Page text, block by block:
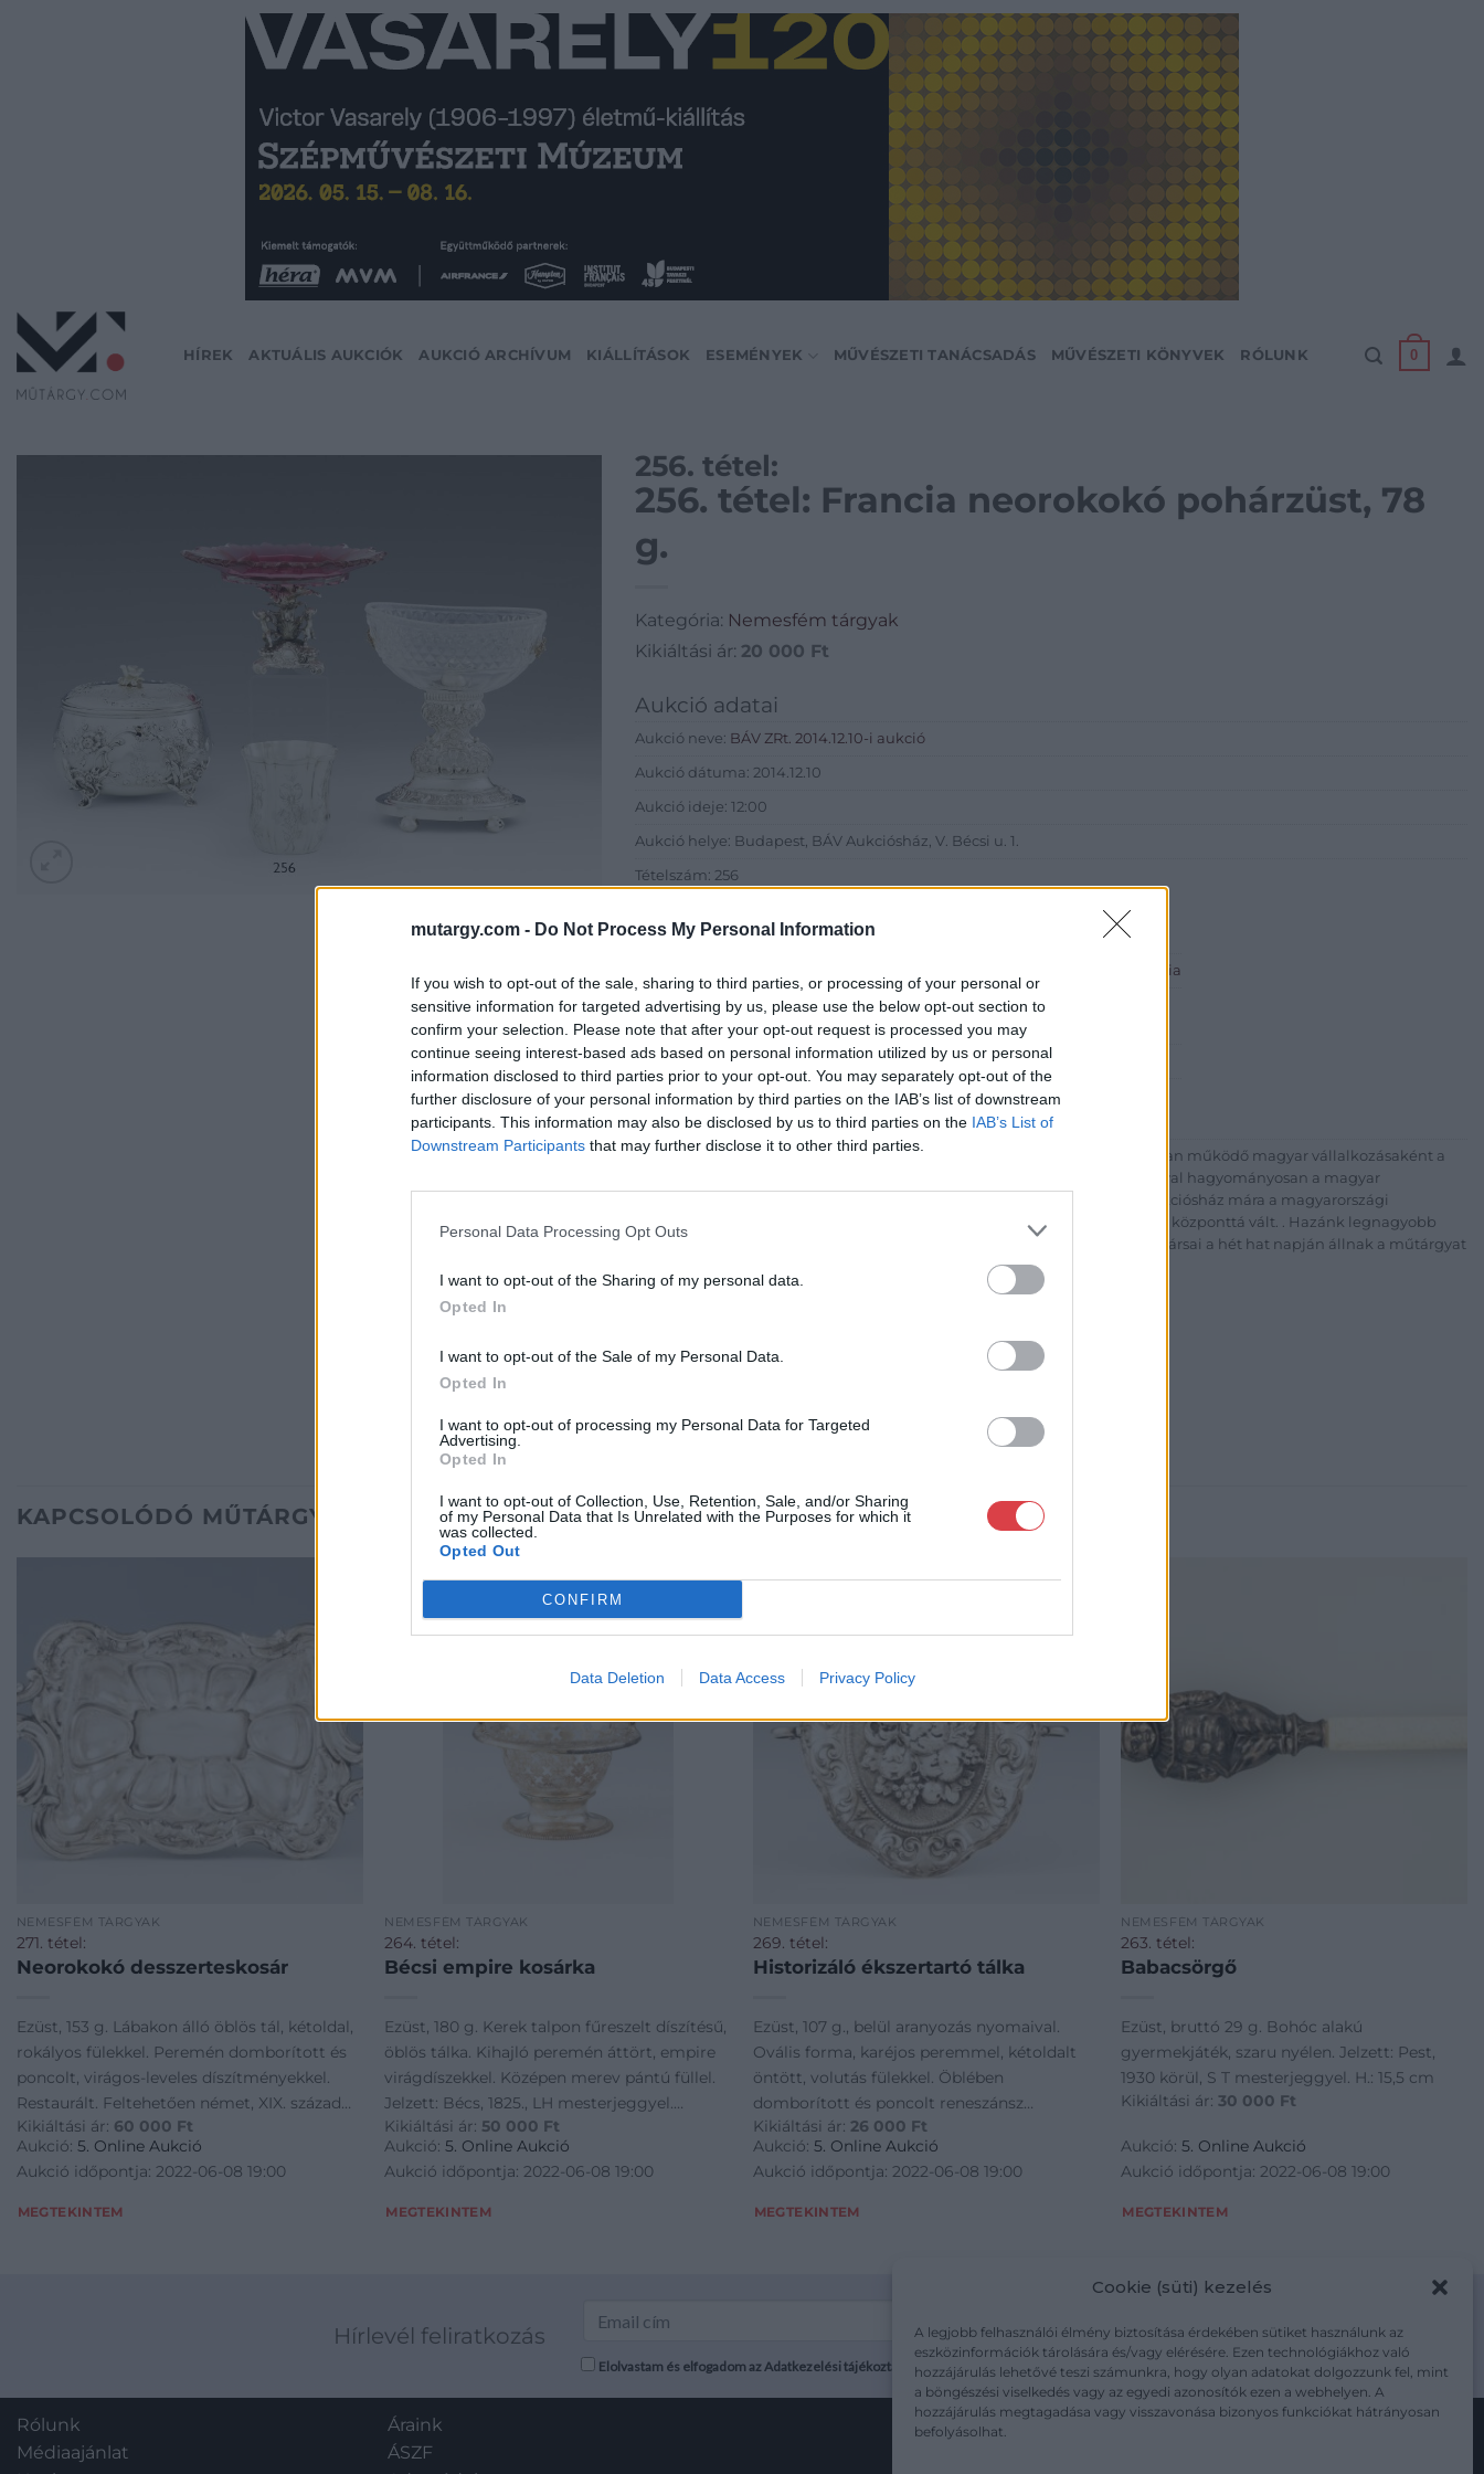
mutargy.com - Do Not Process My Personal Information
If you wish to opt-out of the sale, sharing to third parties, or processing of your personal or
sensitive information for targeted advertising by us, please use the below opt-out section to
confirm your selection. Please note that after your opt-out request is processed you may
continue seeing interest-based ads based on personal information utilized by us or personal
information disclosed to third parties prior to your opt-out. You may separately opt-out of the
further disclosure of your personal information by third parties on the IAB’s list of downstream
participants. This information may also be disclosed by us to third parties on the IAB’s List of
Downstream Participants that may further disclose it to other third parties.
Personal Data Processing Opt Outs
I want to opt-out of the Sharing of my personal data.
Opted In
I want to opt-out of the Sale of my Personal Data.
Opted In
I want to opt-out of processing my Personal Data for Targeted
Advertising.
Opted In
I want to opt-out of Collection, Use, Retention, Sale, and/or Sharing
of my Personal Data that Is Unrelated with the Purposes for which it
was collected.
Opted Out
CONFIRM
Data Deletion Data Access Privacy Policy
Cookie (süti) kezelés
A legjobb felhasználói élmény biztosítása érdekében sütiket használunk az
eszközinformációk tárolására és/vagy elérésére. Ezen technológiákhoz való
hozzájárulás lehetővé teszi számunkra, hogy olyan adatokat dolgozzunk fel, mint
a böngészési viselkedés vagy az egyedi azonosítók ezen a webhelyen. A
hozzájárulás megtagadása vagy visszavonása bizonyos funkciókat hátrányosan
befolyásolhat.
HÍREK AKTUÁLIS AUKCIÓK AUKCIÓ ARCHÍVUM KIÁLLÍTÁSOK ESEMÉNYEK MŰVÉSZETI TANÁCSADÁS MŰVÉSZETI KÖNYVEK RÓLUNK 0
256. tétel:
256. tétel: Francia neorokokó pohárzüst, 78
g.
Kategória: Nemesfém tárgyak
Kikiáltási ár: 20 000 Ft
Aukció adatai
Aukció neve: BÁV ZRt. 2014.12.10-i aukció
Aukció dátuma: 2014.12.10
Aukció ideje: 12:00
Aukció helye: Budapest, BÁV Aukciósház, V. Bécsi u. 1.
Tételszám: 256
Eladó adatai
BÁV ART Aukciósház és Galéria
Cím: BÁV ZRt.
1027 Budapest, Csalogány u. 23-33.
Telefon: (06 1) 331 0513
Weboldal:http://bav-art.hu
Bemutatkozás: Az ország legnagyobb múltú, 240 esztendeje jogfolytonosan működő magyar vállalkozásaként a
BÁV ZRt. óriási tapasztalatával, szakmai tekintélyével és megbízhatóságával hagyományosan a magyar
műkereskedelem meghatározó szereplője. A 2007-ben megújult BÁV Aukciósház mára a magyarországi
műkereskedelem egyik legfontosabb színterévé, kereskedelmi és árverési központtá vált. . Hazánk legnagyobb
műkereskedelmi üzlethálózatával rendelkező BÁV ZRt. felkészült munkatársai a hét hat napján állnak a műtárgyat
KAPCSOLÓDÓ MŰTÁRGYAK
NEMESFÉM TÁRGYAK
271. tétel:
Neorokokó desszerteskosár
Ezüst, 153 g. Lábakon álló öblös tál, kétoldal,
rokályos fülekkel. Peremén domborított és
poncolt, virágos-leveles díszítményekkel.
Restaurált. Feltehetően német, XIX. század
közepe, MK mesterjeggyel. M.: 36 × 18,5 × 9,5
cm
Kikiáltási ár: 60 000 Ft
Aukció: 5. Online Aukció
Aukció időpontja: 2022-06-08 19:00
MEGTEKINTEM
NEMESFÉM TÁRGYAK
264. tétel:
Bécsi empire kosárka
Ezüst, 180 g. Kerek talpon fűreszelt díszítésű,
öblös tálka. Kihajló peremén áttört, empire
virágdíszekkel. Középen merev pántú füllel.
Jelzett: Bécs, 1825., LH mesterjeggyel.
Neuwirth: P 1840. M.: 13 cm; átm.: 11 cm
Kikiáltási ár: 50 000 Ft
Aukció:5. Online Aukció
Aukció időpontja: 2022-06-08 19:00
MEGTEKINTEM
NEMESFÉM TÁRGYAK
269. tétel:
Historizáló ékszertartó tálka
Ezüst, 107 g., belül aranyozás nyomaival.
Ovális forma, karéjos peremmel, kétoldalt
öntött, volutás fülekkel. Öblében
domborított és poncolt reneszánsz
gyümölcskötegek, peremén vésett rokályos
díszítmények. Jelzett: Pest, XIX. század vége,
PF mesterjeggye
Kikiáltási ár: 26 000 Ft
Aukció: 5. Online Aukció
Aukció időpontja: 2022-06-08 19:00
MEGTEKINTEM
NEMESFÉM TÁRGYAK
263. tétel:
Babacsörgő
Ezüst, bruttó 29 g. Bohóc alakú
gyermekjáték, szaru nyélen. Jelzett: Pest,
1930 körül, S T mesterjeggyel. H.: 15,5 cm
Kikiáltási ár:30 000 Ft
Aukció:5. Online Aukció
Aukció időpontja: 2022-06-08 19:00
MEGTEKINTEM
Hírlevél feliratkozás
Elolvastam és elfogadom az Adatkezelési tájékoztatót: mutargy.com/adatkezelesi-tajekoztato/
Rólunk
Médiaajánlat
Áraink
ÁSZF